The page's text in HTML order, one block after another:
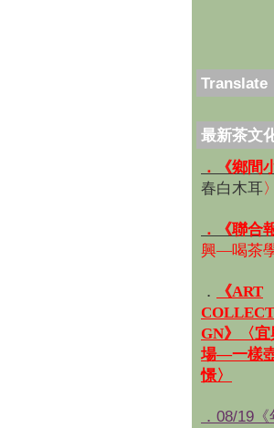
Translate
最新茶文
．《鄉間
春白木耳〉
．《聯合
興—喝茶
．
《ART
GN》〈
場—一樣
憬〉
．08/19